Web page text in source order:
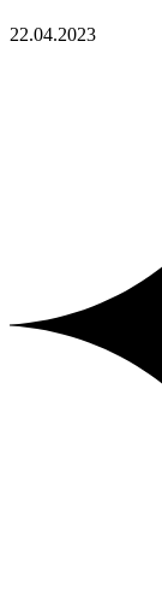
22.04.2023